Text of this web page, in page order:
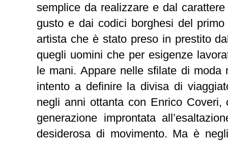
semplice da realizzare e dal
gusto e dai codici borghesi del
artista che è stato preso in prestito
quegli uomini che per esigenze
le mani. Appare nelle sfilate di
intento a definire la divisa di
negli anni ottanta con Enrico Coveri,
generazione improntata
desiderosa di movimento. Ma è